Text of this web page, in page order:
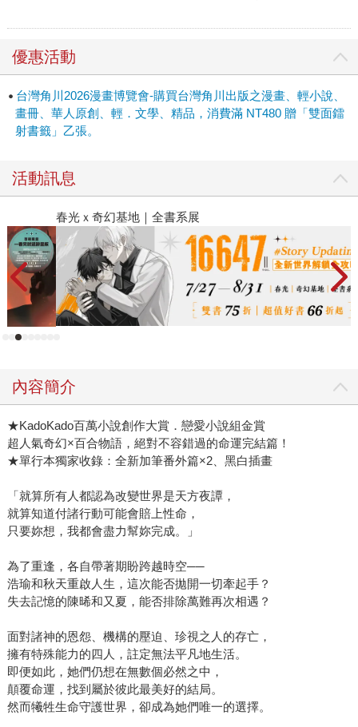
優惠活動
台灣角川2026漫畫博覽會-購買台灣角川出版之漫畫、輕小說、
畫冊、華人原創、輕．文學、精品，消費滿 NT480 贈「雙面鐳
射書籤」乙張。
活動訊息
春光ｘ奇幻基地｜全書系展
內容簡介
★KadoKado百萬小說創作大賞．戀愛小說組金賞
超人氣奇幻×百合物語，絕對不容錯過的命運完結篇！
★單行本獨家收錄：全新加筆番外篇×2、黑白插畫
「就算所有人都認為改變世界是天方夜譚，
就算知道付諸行動可能會賠上性命，
只要妳想，我都會盡力幫妳完成。」
為了重逢，各自帶著期盼跨越時空──
浩瑜和秋天重啟人生，這次能否拋開一切牽起手？
失去記憶的陳晞和又夏，能否排除萬難再次相遇？
面對諸神的恩怨、機構的壓迫、珍視之人的存亡，
擁有特殊能力的四人，註定無法平凡地生活。
即便如此，她們仍想在無數個必然之中，
顛覆命運，找到屬於彼此最美好的結局。
然而犧牲生命守護世界，卻成為她們唯一的選擇。